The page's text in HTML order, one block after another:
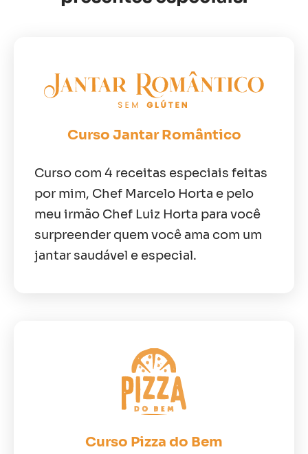
Curso Jantar Romântico
Curso com 4 receitas especiais feitas
por mim, Chef Marcelo Horta e pelo
meu irmão Chef Luiz Horta para você
surpreender quem você ama com um
jantar saudável e especial.
Curso Pizza do Bem